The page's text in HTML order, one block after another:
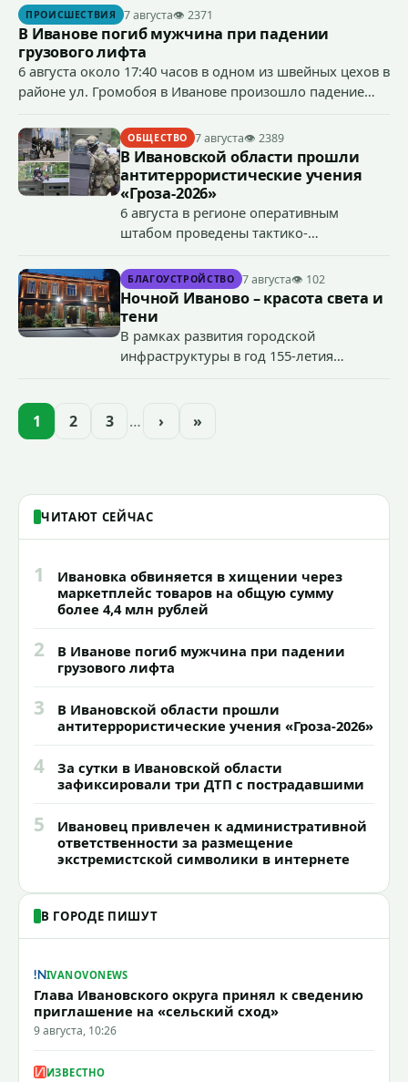
сумму более 4,4 млн рублей через маркетплейс.
ПРОИСШЕСТВИЯ 7 августа👁 2371
В Иванове погиб мужчина при падении
грузового лифта
6 августа около 17:40 часов в одном из швейных цехов в
районе ул. Громобоя в Иванове произошло падение
ОБЩЕСТВО 7 августа👁 2389
В Ивановской области прошли
антитеррористические учения
«Гроза-2026»
6 августа в регионе оперативным
штабом проведены тактико-
террористического акта на объекте
органов государственной власти.
«Гроза-2026».
БЛАГОУСТРОЙСТВО 7 августа👁 102
Ночной Иваново – красота света и
тени
В рамках развития городской
инфраструктуры в год 155-летия
проекта подсветки исторических
1 2 3 … › »
ЧИТАЮТ СЕЙЧАС
1
Ивановка обвиняется в хищении через
маркетплейс товаров на общую сумму
более 4,4 млн рублей
2
В Иванове погиб мужчина при падении
грузового лифта
3
В Ивановской области прошли
антитеррористические учения «Гроза-2026»
4
За сутки в Ивановской области
зафиксировали три ДТП с пострадавшими
5
Ивановец привлечен к административной
ответственности за размещение
экстремистской символики в интернете
В ГОРОДЕ ПИШУТ
IVANOVONEWS
Глава Ивановского округа принял к сведению
приглашение на «сельский сход»
9 августа, 10:26
ИЗВЕСТНО